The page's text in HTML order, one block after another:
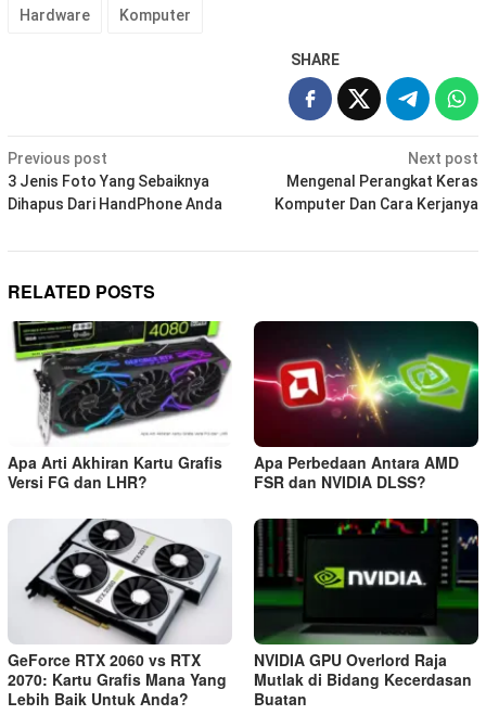
Hardware Komputer
SHARE
Post
navigation
Previous post
3 Jenis Foto Yang Sebaiknya
Dihapus Dari HandPhone Anda
Next post
Mengenal Perangkat Keras
Komputer Dan Cara Kerjanya
RELATED POSTS
Apa Arti Akhiran Kartu Grafis
Versi FG dan LHR?
Apa Perbedaan Antara AMD
FSR dan NVIDIA DLSS?
GeForce RTX 2060 vs RTX
2070: Kartu Grafis Mana Yang
Lebih Baik Untuk Anda?
NVIDIA GPU Overlord Raja
Mutlak di Bidang Kecerdasan
Buatan